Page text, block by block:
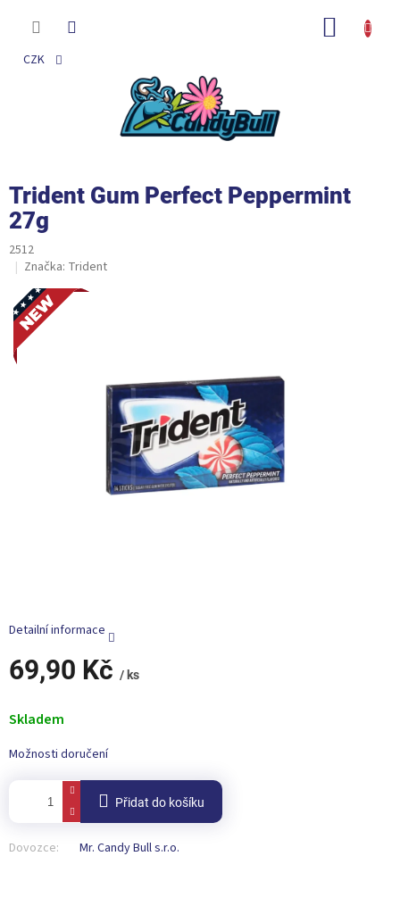
CZK
Trident Gum Perfect Peppermint
27g
2512
Novinka
Značka: Trident
69,90 Kč / ks
cena:
Skladem
Možnosti doručení
Přidat do košíku
Dovozce: Mr. Candy Bull s.r.o.
Detailní informace